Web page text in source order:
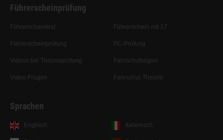
Führerscheinprüfung
Führerscheintest
Führerscheinprüfung
Videos bei Theorieprüfung
Video-Fragen
Führerschein mit 17
PC-Prüfung
Fahrschulbögen
Fahrschul-Theorie
Sprachen
Englisch Italienisch